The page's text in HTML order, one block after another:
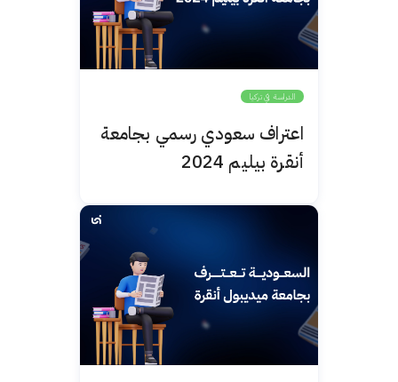
الدراسة في تركيا
اعتراف سعودي رسمي بجامعة
أنقرة بيليم 2024